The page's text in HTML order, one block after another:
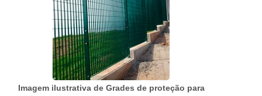
Imagem ilustrativa de Grades de proteção para